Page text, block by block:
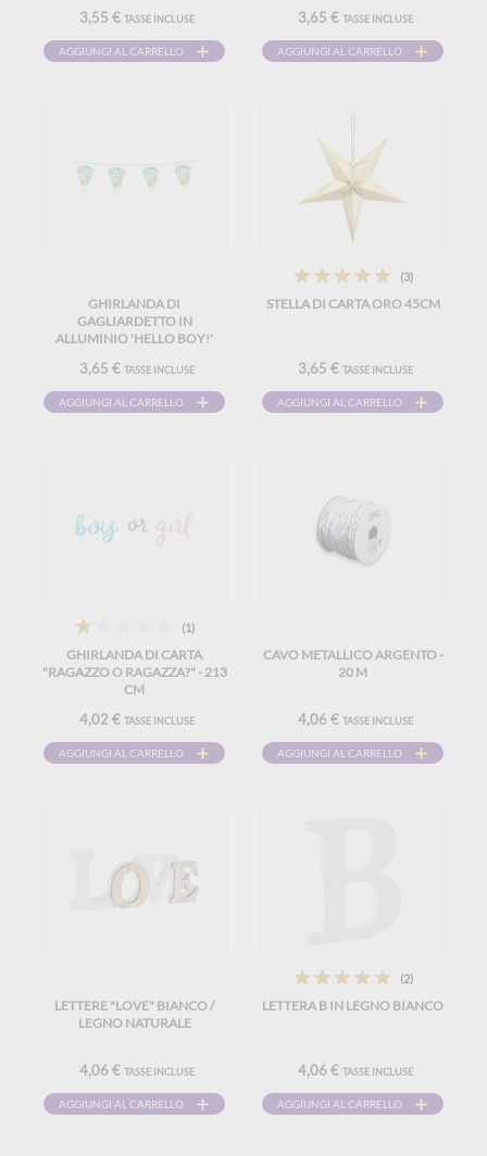
3,55 € TASSE INCLUSE
AGGIUNGI AL CARRELLO
3,65 € TASSE INCLUSE
AGGIUNGI AL CARRELLO
GHIRLANDA DI
GAGLIARDETTO IN
ALLUMINIO 'HELLO BOY!'
3,65 € TASSE INCLUSE
AGGIUNGI AL CARRELLO
(3)
STELLA DI CARTA ORO 45CM
3,65 € TASSE INCLUSE
AGGIUNGI AL CARRELLO
(1)
GHIRLANDA DI CARTA
"RAGAZZO O RAGAZZA?" - 213
CM
4,02 € TASSE INCLUSE
AGGIUNGI AL CARRELLO
CAVO METALLICO ARGENTO -
20 M
4,06 € TASSE INCLUSE
AGGIUNGI AL CARRELLO
LETTERE "LOVE" BIANCO /
LEGNO NATURALE
4,06 € TASSE INCLUSE
AGGIUNGI AL CARRELLO
(2)
LETTERA B IN LEGNO BIANCO
4,06 € TASSE INCLUSE
AGGIUNGI AL CARRELLO